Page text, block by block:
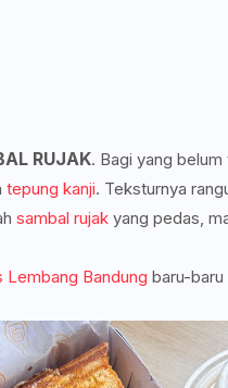
RUJAK. Bagi yang belum
tepung kanji. Teksturnya
sambal rujakyang pedas,
Lembang Bandung baru-baru